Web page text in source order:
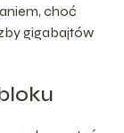
choć
gigabajtów